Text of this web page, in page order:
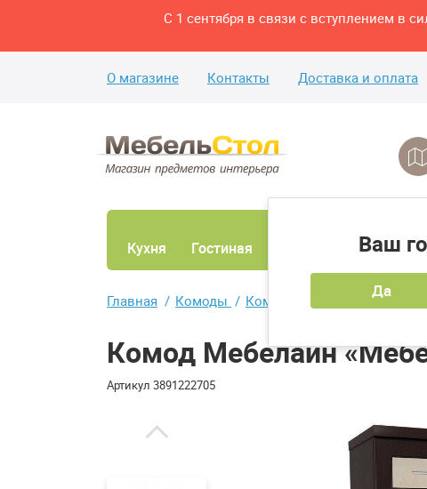
С 1 сентября в связи с вступлением в
О магазине Контакты Доставка и оплата
Ваш
Да
Кухня Гостиная Спальня
Главная Комоды Комоды 3 ящика Комод
Комод Мебелайн
Артикул 3891222705